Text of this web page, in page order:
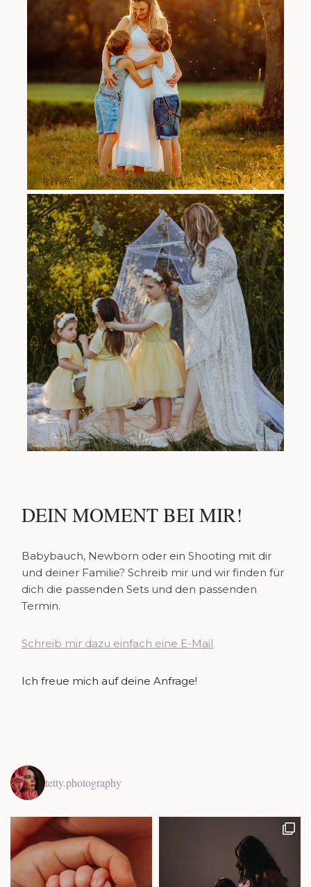
DEIN MOMENT BEI MIR!
Babybauch, Newborn oder ein Shooting mit dir
und deiner Familie? Schreib mir und wir finden für
dich die passenden Sets und den passenden
Termin.
Schreib mir dazu einfach eine E-Mail
Ich freue mich auf deine Anfrage!
tetty.photography